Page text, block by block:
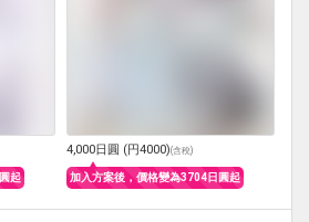
起
4,000日圓 (円4000)(含稅)
加入方案後，價格變為3704日圓起